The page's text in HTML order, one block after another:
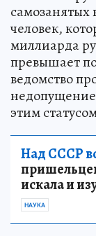
самозанятых
человек,
миллиарда
превышает
ведомство
этим
Над СССР
искала и
НАУКА